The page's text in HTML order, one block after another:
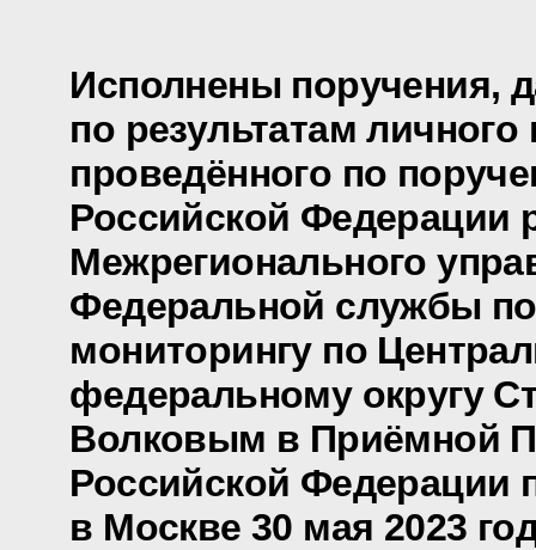
Исполнены поручения,
по результатам
проведённого по
Российской Федерации
Межрегионального
Федеральной службы
мониторингу по
федеральному округу
Волковым в Приёмной
Российской Федерации
в Москве 30 мая 2023